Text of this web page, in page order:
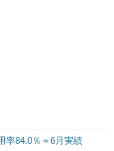
率84.0％＝6月実績